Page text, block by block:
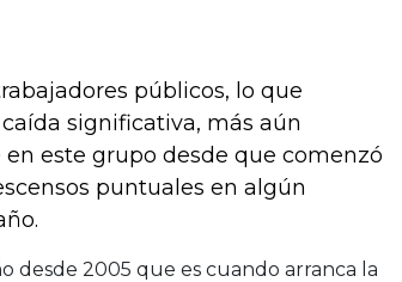
públicos, lo que
caída significativa, más aún
este grupo desde que comenzó
puntuales en algún
desde 2005 que es cuando arranca la